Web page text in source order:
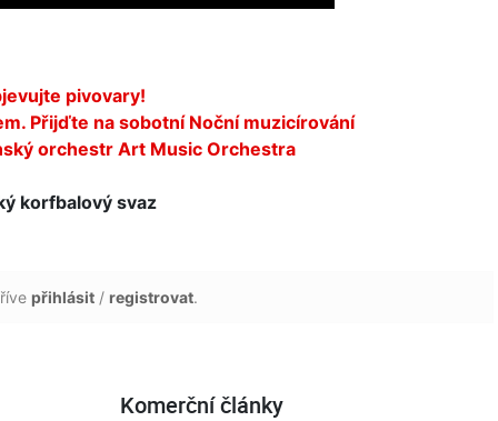
pivovary!
Přijďte na sobotní Noční muzicírování
orchestr Art Music Orchestra
korfbalový svaz
přihlásit / registrovat.
Komerční články